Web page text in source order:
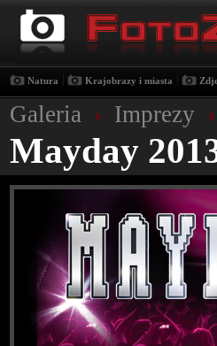
Natura Krajobrazy i miasta
Galeria › Imprezy ›
Mayday